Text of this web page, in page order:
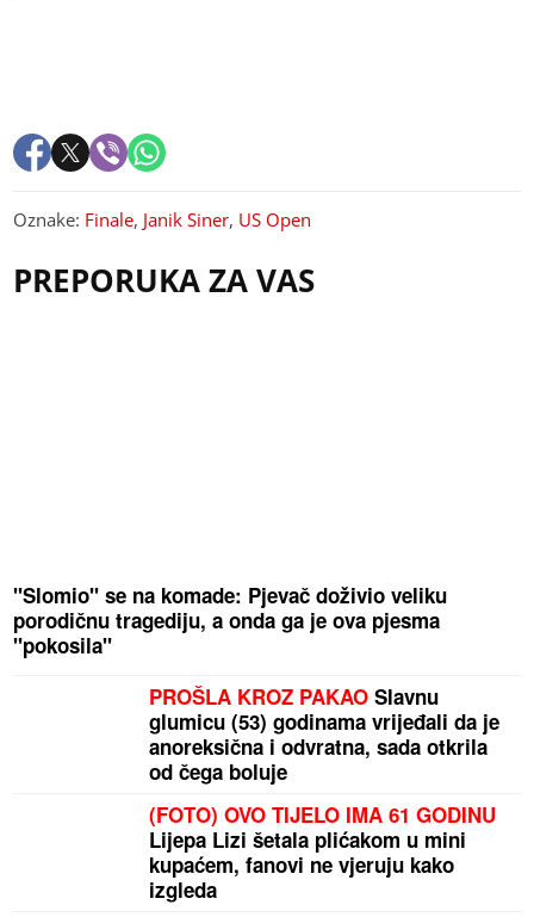
Oznake: Finale, Janik Siner, US Open
PREPORUKA ZA VAS
"Slomio" se na komade: Pjevač doživio veliku
porodičnu tragediju, a onda ga je ova pjesma
"pokosila"
PROŠLA KROZ PAKAO Slavnu
glumicu (53) godinama vrijeđali da je
anoreksična i odvratna, sada otkrila
od čega boluje
(FOTO) OVO TIJELO IMA 61 GODINU
Lijepa Lizi šetala plićakom u mini
kupaćem, fanovi ne vjeruju kako
izgleda